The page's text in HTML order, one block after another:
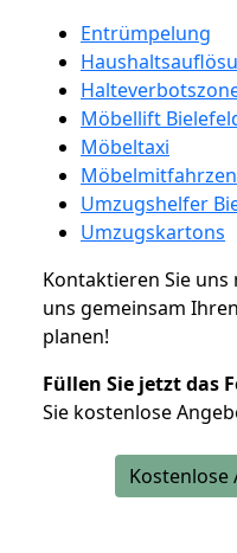
Entrümpelung
Möbellift
Möbeltaxi
Umzugshelfer
Umzugskartons
Kontaktieren Sie uns
uns gemeinsam
planen!
Füllen Sie jetzt das
Sie kostenlose
Kostenlose